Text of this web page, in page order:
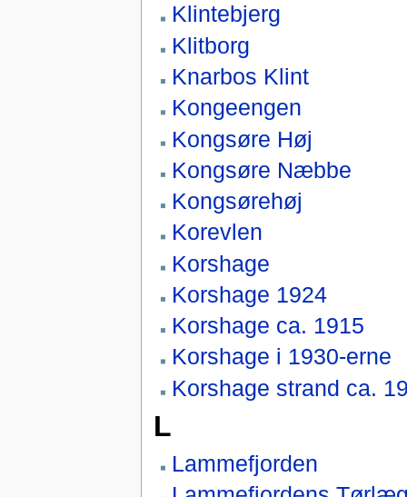
Klintebjerg
Klitborg
Knarbos Klint
Kongeengen
Kongsøre Høj
Kongsøre Næbbe
Kongsørehøj
Korevlen
Korshage
Korshage 1924
Korshage ca. 1915
Korshage i 1930-erne
Korshage strand ca.
L
Lammefjorden